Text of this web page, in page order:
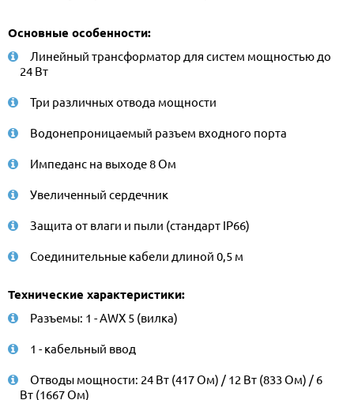
Основные особенности:
Линейный трансформатор для систем мощностью до
24 Вт
Три различных отвода мощности
Водонепроницаемый разъем входного порта
Импеданс на выходе 8 Ом
Увеличенный сердечник
Защита от влаги и пыли (стандарт IP66)
Соединительные кабели длиной 0,5 м
Технические характеристики:
Разъемы: 1 - AWX 5 (вилка)
1 - кабельный ввод
Отводы мощности: 24 Вт (417 Ом) / 12 Вт (833 Ом) / 6
Вт (1667 Ом)